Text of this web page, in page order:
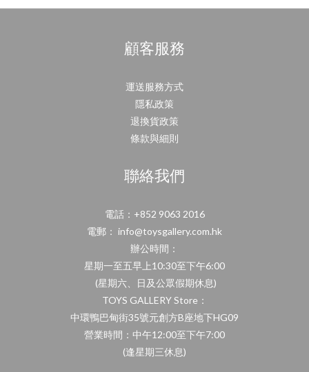
顧客服務
運送服務方式
隱私政策
退換貨政策
條款與細則
聯絡我們
電話：+852 9063 2016
電郵： info@toysgallery.com.hk
辦公時間：
星期一至五早上10:30至下午6:00
(星期六、日及公眾假期休息)
TOYS GALLERY Store：
中環鴨巴甸街35號元創方B座地下HG09
營業時間：中午12:00至下午7:00
(逢星期三休息)